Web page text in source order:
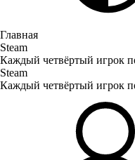
Главная
Steam
Каждый четвёртый игрок
Steam
Каждый четвёртый игрок